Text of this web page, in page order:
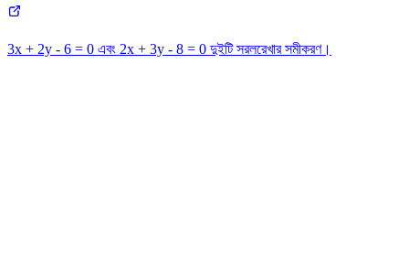
3x + 2y - 6 = 0 এবং 2x + 3y - 8 = 0 দুইটি সরলরেখার সমীকরণ।